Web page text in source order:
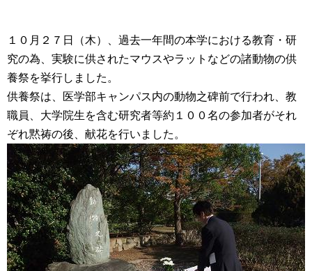
１０月２７日（木）、過去一年間の本学における教育・研
究の為、実験に供されたマウスやラットなどの諸動物の供
養祭を挙行しました。
供養祭は、医学部キャンパス内の動物之碑前で行われ、教
職員、大学院生を含む研究者等約１００名の参加者がそれ
ぞれ黙祷の後、献花を行いました。